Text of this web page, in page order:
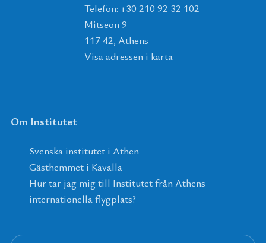
Telefon: +30 210 92 32 102
Mitseon 9
117 42, Athens
Visa adressen i karta
Om Institutet
Svenska institutet i Athen
Gästhemmet i Kavalla
Hur tar jag mig till Institutet från Athens
internationella flygplats?